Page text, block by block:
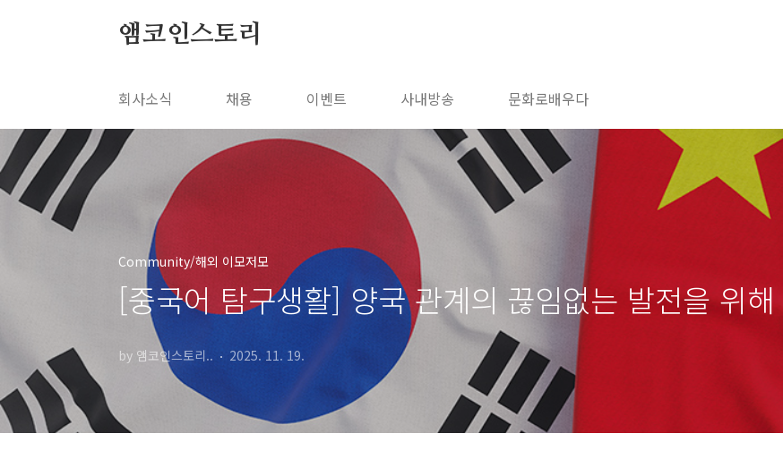
앰코인스토리
회사소식 채용 이벤트 사내방송 문화로배우다
Community/해외 이모저모
[중국어 탐구생활] 양국 관계의 끊임없는 발전을 위
by 앰코인스토리.. 2025. 11. 19.